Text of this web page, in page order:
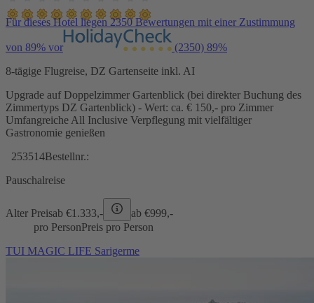
Für dieses Hotel liegen 2350 Bewertungen mit einer Zustimmung
von 89% vor (2350) 89%
8-tägige Flugreise, DZ Gartenseite inkl. AI
Upgrade auf Doppelzimmer Gartenblick (bei direkter Buchung des
Zimmertyps DZ Gartenblick) - Wert: ca. € 150,- pro Zimmer
Umfangreiche All Inclusive Verpflegung mit vielfältiger
Gastronomie genießen
253514Bestellnr.:
Pauschalreise
Alter Preisab €1.333,- ab €999,-
pro PersonPreis pro Person
TUI MAGIC LIFE Sarigerme